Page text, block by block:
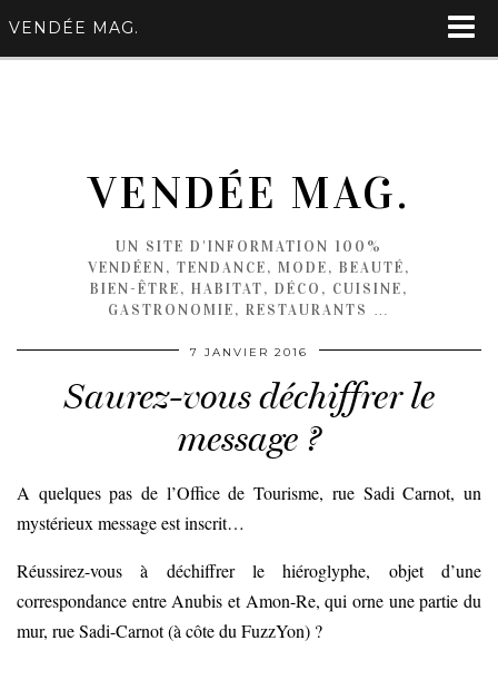
VENDÉE MAG.
VENDÉE MAG.
UN SITE D'INFORMATION 100%
VENDÉEN, TENDANCE, MODE, BEAUTÉ,
BIEN-ÊTRE, HABITAT, DÉCO, CUISINE,
GASTRONOMIE, RESTAURANTS …
7 JANVIER 2016
Saurez-vous déchiffrer le
message ?
A quelques pas de l’Office de Tourisme, rue Sadi Carnot, un
mystérieux message est inscrit…
Réussirez-vous à déchiffrer le hiéroglyphe, objet d’une
correspondance entre Anubis et Amon-Re, qui orne une partie du
mur, rue Sadi-Carnot (à côte du FuzzYon) ?